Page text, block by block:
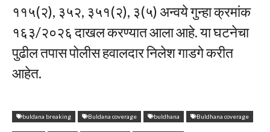
११५(२), ३५२, ३५१(२), ३(५) अन्वये गुन्हा क्रमांक
१६३/२०२६ दाखल करण्यात आला आहे. या घटनेचा
पुढील तपास पोलीस हवालदार निलेश गाडगे करीत
आहेत.
buldana breaking Buldana coverage buldhana Buldhana coverage